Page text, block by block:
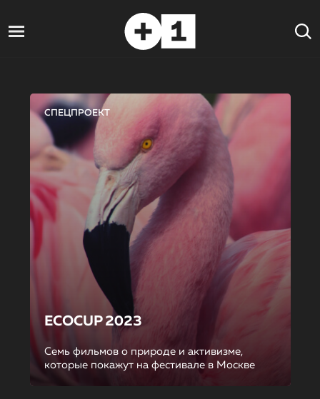
СПЕЦПРОЕКТ
ECOCUP 2023
Семь фильмов о природе и активизме,
которые покажут на фестивале в Москве